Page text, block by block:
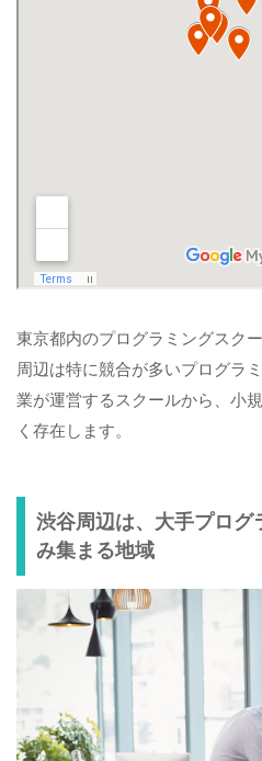
東京都内のプログラミングスク
周辺は特に競合が多いプログラ
業が運営するスクールから、小
く存在します。
渋谷周辺は、大手プログ
み集まる地域